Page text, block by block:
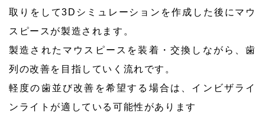
取りをして3Dシミュレーションを作成した後にマウ
スピースが製造されます。
製造されたマウスピースを装着・交換しながら、歯
列の改善を目指していく流れです。
軽度の歯並び改善を希望する場合は、インビザライ
ンライトが適している可能性があります